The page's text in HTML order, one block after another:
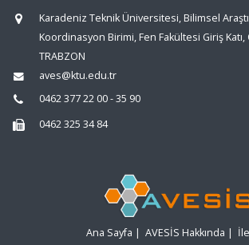
Karadeniz Teknik Üniversitesi, Bilimsel
Koordinasyon Birimi, Fen Fakültesi Giriş
TRABZON
aves@ktu.edu.tr
0462 377 22 00 - 35 90
0462 325 34 84
Ana Sayfa | AVESİS Hakkında |